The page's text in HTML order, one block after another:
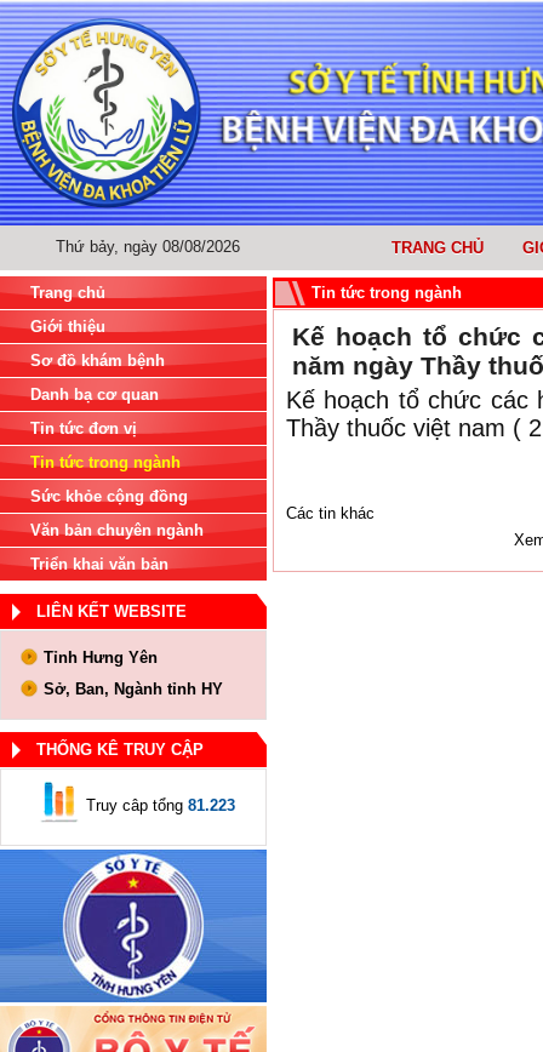
Thứ bảy, ngày 08/08/2026 TRANG CHỦ
Trang chủ
Giới thiệu
Sơ đồ khám bệnh
Danh bạ cơ quan
Tin tức đơn vị
Tin tức trong ngành
Sức khỏe cộng đồng
Văn bản chuyên ngành
Triển khai văn bản
LIÊN KẾT WEBSITE
Tỉnh Hưng Yên
Sở, Ban, Ngành tỉnh HY
THỐNG KÊ TRUY CẬP
Truy câp tổng 81.223
Tin tức trong ngành
Kế hoạch tổ chức
năm ngày Thầy
Kế hoạch tổ chức các
Thầy thuốc việt nam (
Các tin khác